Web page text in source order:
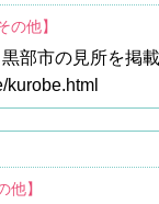
の他】
部市の見所を掲
kurobe.html
他】